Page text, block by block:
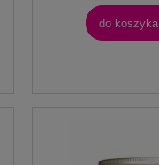
do koszyka